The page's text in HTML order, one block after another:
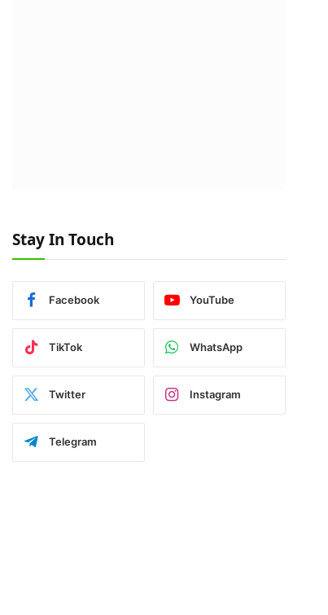
Stay In Touch
Facebook YouTube
TikTok WhatsApp
Twitter Instagram
Telegram